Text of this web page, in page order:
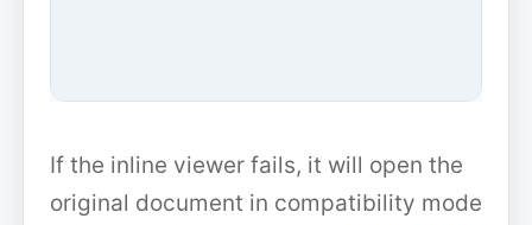
If the inline viewer fails, it will open the
original document in compatibility mode